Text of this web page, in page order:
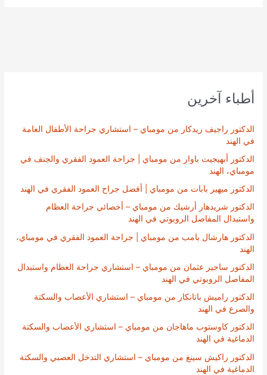
أطباء آخرين
الدكتور راجيف ريدكار من مومباي – استشاري جراحة الأطفال العامة
في الهند
الدكتور أبهيجيت باوار من مومباي | جراحة العمود الفقري والجنف في
مومباي، الهند
الدكتور ميهير بابات من مومباي | أفضل جراح العمود الفقري في الهند
الدكتور شريدهار أرشيك من مومباي – أخصائي جراحة العظام
واستبدال المفاصل الروبوتي في الهند
الدكتور هارشال بامب من مومباي | جراحة العمود الفقري في مومباي،
الهند
الدكتور ساجير عثمان من مومباي – استشاري جراحة العظام واستبدال
المفاصل الروبوتي في الهند
الدكتور راميش باتانكار من مومباي – استشاري الأعصاب والسكتة
والصرع في الهند
الدكتور كاوستوب ماهاجان من مومباي – استشاري الأعصاب والسكتة
الدماغية في الهند
الدكتور راكيش سينغ من مومباي – استشاري التدخل العصبي والسكتة
الدماغية في الهند